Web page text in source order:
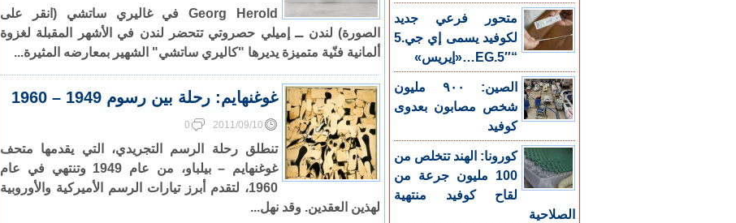
متحور فرعي جديد
لكوفيد يسمى إي جي.5
“EG.5″…«إيريس»
الصين: ٩٠٠ مليون
شخص مصابون بعدوى
كوفيد
كورونا: الهند تتخلص من
100 مليون جرعة من
لقاح كوفيد منتهية
الصلاحية
Georg Herold في غاليري ساتشي (انقر على
الصورة) لندن ــ إميلي حصروتي تتحضر لندن في الأشهر المقبلة لغزوة
ألمانية فنّية متميزة يديرها "كاليري ساتشي" الشهير بمعارضه المثيرة...
غوغنهايم: رحلة بين رسوم 1949 – 1960
2011/09/10
0
تنطلق رحلة الرسم التجريدي، التي يقدمها متحف
غوغنهايم – بيلباو، من عام 1949 وتنتهي في عام
1960، لتقدم أبرز تيارات الرسم الأميركية والأوروبية
لهذين العقدين. وقد نهل...